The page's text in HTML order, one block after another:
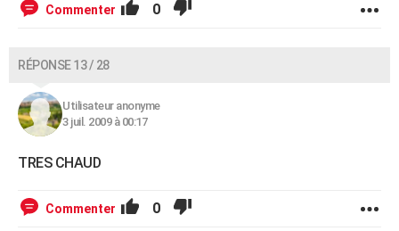
Commenter 0
RÉPONSE 13 / 28
Utilisateur anonyme
3 juil. 2009 à 00:17
TRES CHAUD
Commenter 0